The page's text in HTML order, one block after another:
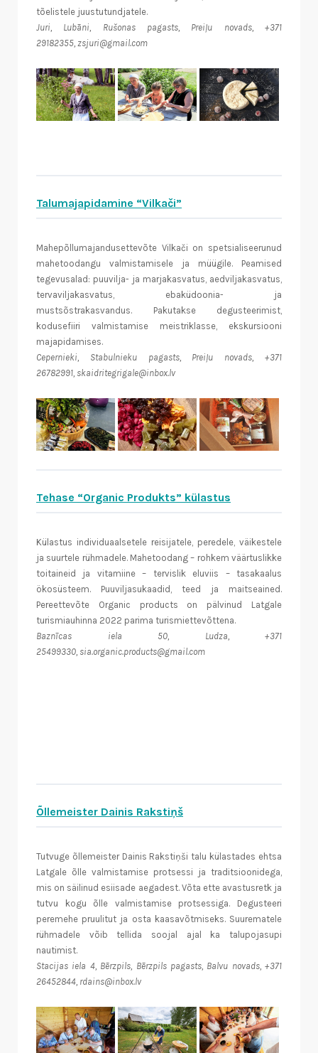
tõelistele juustutundjatele.
Juri, Lubāni, Rušonas pagasts, Preiļu novads, +371
29182355, zsjuri@gmail.com
Talumajapidamine “Vilkači”
Mahepõllumajandusettevõte Vilkači on spetsialiseerunud
mahetoodangu valmistamisele ja müügile. Peamised
tegevusalad: puuvilja- ja marjakasvatus, aedviljakasvatus,
tervaviljakasvatus, ebaküdoonia- ja
mustsõstrakasvandus. Pakutakse degusteerimist,
kodusefiiri valmistamise meistriklasse, ekskursiooni
majapidamises.
Cepernieki, Stabulnieku pagasts, Preiļu novads, +371
26782991, skaidritegrigale@inbox.lv
Tehase “Organic Produkts” külastus
Külastus individuaalsetele reisijatele, peredele, väikestele
ja suurtele rühmadele. Mahetoodang – rohkem väärtuslikke
toitaineid ja vitamiine – tervislik eluviis – tasakaalus
ökosüsteem. Puuviljasukaadid, teed ja maitseained.
Pereettevõte Organic products on pälvinud Latgale
turismiauhinna 2022 parima turismiettevõttena.
Baznīcas iela 50, Ludza, +371
25499330, sia.organic.products@gmail.com
Õllemeister Dainis Rakstiņš
Tutvuge õllemeister Dainis Rakstiņši talu külastades ehtsa
Latgale õlle valmistamise protsessi ja traditsioonidega,
mis on säilinud esiisade aegadest. Võta ette avastusretk ja
tutvu kogu õlle valmistamise protsessiga. Degusteeri
peremehe pruulitut ja osta kaasavõtmiseks. Suurematele
rühmadele võib tellida soojal ajal ka talupojasupi
nautimist.
Stacijas iela 4, Bērzpils, Bērzpils pagasts, Balvu novads, +371
26452844, rdains@inbox.lv